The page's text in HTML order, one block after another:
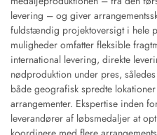
levering – og giver
fuldstændig projektoversigt i hele
muligheder omfatter fleksible
international levering, direkte
nødproduktion under pres,
både geografisk spredte
arrangementer. Ekspertise inden
leverandører af løbsmedaljer at